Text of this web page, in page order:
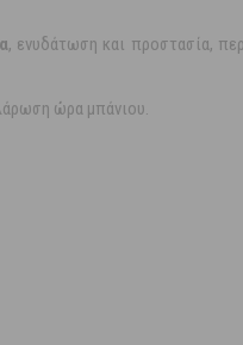
, ενυδάτωση και προστασία,
ώρα μπάνιου.